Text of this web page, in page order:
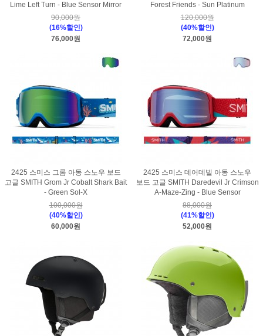
Lime Left Turn - Blue Sensor Mirror
90,000원
(16%할인)
76,000원
Forest Friends - Sun Platinum
120,000원
(40%할인)
72,000원
2425 스미스 그롬 아동 스노우 보드
고글 SMITH Grom Jr Cobalt Shark Bait
- Green Sol-X
100,000원
(40%할인)
60,000원
2425 스미스 데어데빌 아동 스노우
보드 고글 SMITH Daredevil Jr Crimson
A-Maze-Zing - Blue Sensor
88,000원
(41%할인)
52,000원